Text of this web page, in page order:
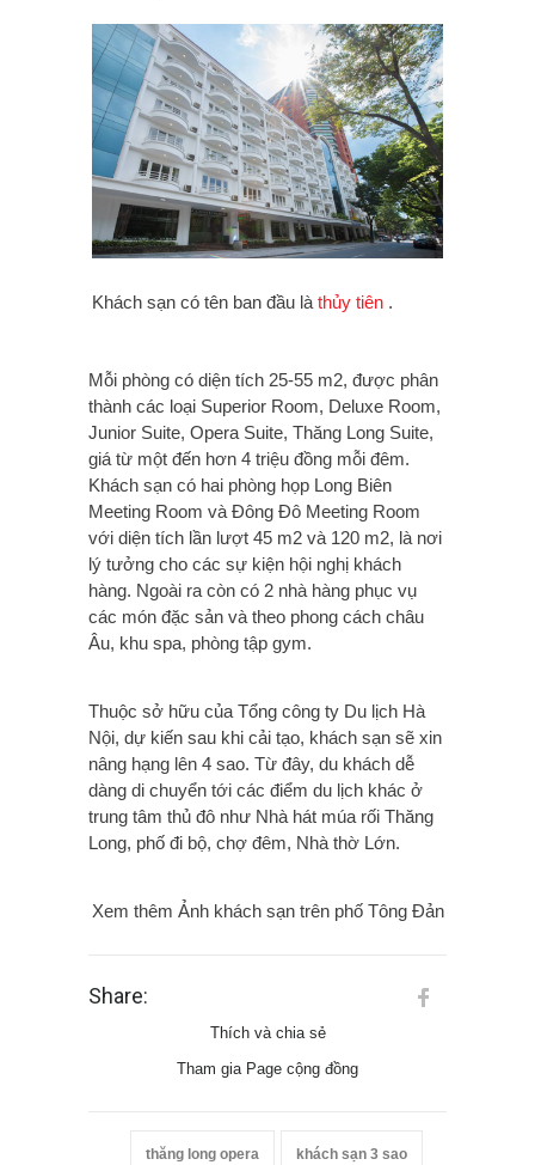
Khách sạn có tên ban đầu là thủy tiên .
Mỗi phòng có diện tích 25-55 m2, được phân
thành các loại Superior Room, Deluxe Room,
Junior Suite, Opera Suite, Thăng Long Suite,
giá từ một đến hơn 4 triệu đồng mỗi đêm.
Khách sạn có hai phòng họp Long Biên
Meeting Room và Đông Đô Meeting Room
với diện tích lần lượt 45 m2 và 120 m2, là nơi
lý tưởng cho các sự kiện hội nghị khách
hàng. Ngoài ra còn có 2 nhà hàng phục vụ
các món đặc sản và theo phong cách châu
Âu, khu spa, phòng tập gym.
Thuộc sở hữu của Tổng công ty Du lịch Hà
Nội, dự kiến sau khi cải tạo, khách sạn sẽ xin
nâng hạng lên 4 sao. Từ đây, du khách dễ
dàng di chuyển tới các điểm du lịch khác ở
trung tâm thủ đô như Nhà hát múa rối Thăng
Long, phố đi bộ, chợ đêm, Nhà thờ Lớn.
Xem thêm Ảnh khách sạn trên phố Tông Đản
Share:
Thích và chia sẻ
Tham gia Page cộng đồng
thăng long opera khách sạn 3 sao